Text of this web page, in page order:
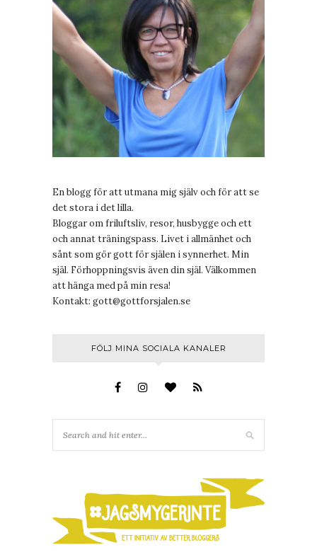
En blogg för att utmana mig själv och för att se
det stora i det lilla.
Bloggar om friluftsliv, resor, husbygge och ett
och annat träningspass. Livet i allmänhet och
sånt som gör gott för själen i synnerhet. Min
själ. Förhoppningsvis även din själ. Välkommen
att hänga med på min resa!
Kontakt: gott@gottforsjalen.se
FÖLJ MINA SOCIALA KANALER